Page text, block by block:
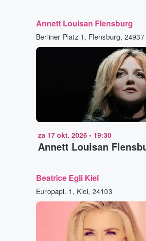
Annett Louisan Flensburg
Berliner Platz 1, Flensburg, 24937
za 17 okt. 2026 • 19:30
Annett Louisan
Beatrice Egli Kiel
Europapl. 1, Kiel, 24103